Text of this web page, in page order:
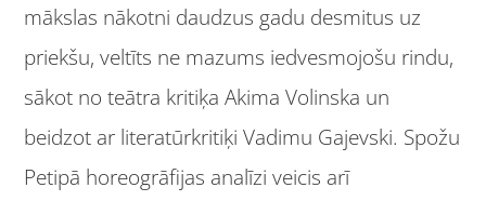
mākslas nākotni daudzus gadu desmitus uz
priekšu, veltīts ne mazums iedvesmojošu rindu,
sākot no teātra kritiķa Akima Volinska un
beidzot ar literatūrkritiķi Vadimu Gajevski. Spožu
Petipā horeogrāfijas analīzi veicis arī